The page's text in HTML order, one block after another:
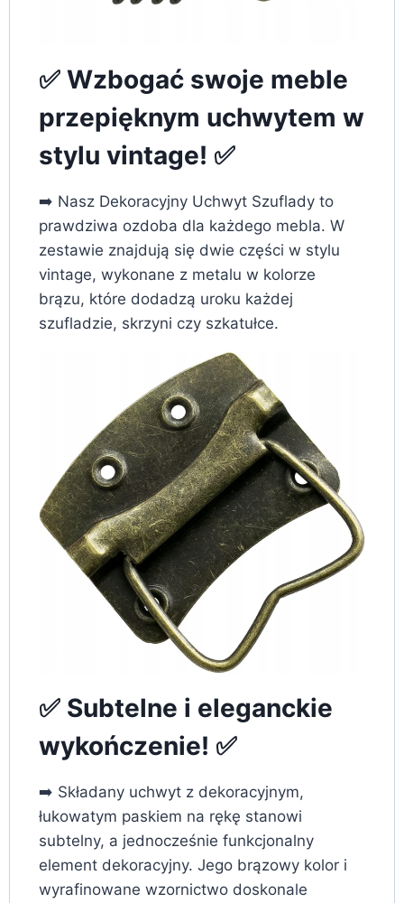
✅ Wzbogać swoje meble
przepięknym uchwytem w
stylu vintage! ✅
➡️ Nasz Dekoracyjny Uchwyt Szuflady to
prawdziwa ozdoba dla każdego mebla. W
zestawie znajdują się dwie części w stylu
vintage, wykonane z metalu w kolorze
brązu, które dodadzą uroku każdej
szufladzie, skrzyni czy szkatułce.
✅ Subtelne i eleganckie
wykończenie! ✅
➡️ Składany uchwyt z dekoracyjnym,
łukowatym paskiem na rękę stanowi
subtelny, a jednocześnie funkcjonalny
element dekoracyjny. Jego brązowy kolor i
wyrafinowane wzornictwo doskonale